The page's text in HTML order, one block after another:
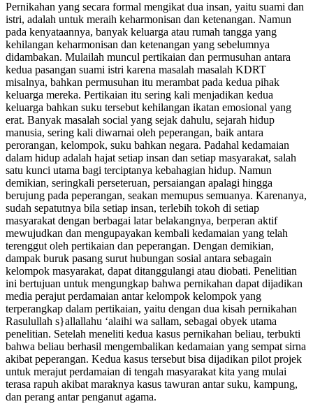
Pernikahan yang secara formal mengikat dua insan, yaitu suami dan
istri, adalah untuk meraih keharmonisan dan ketenangan. Namun
pada kenyataannya, banyak keluarga atau rumah tangga yang
kehilangan keharmonisan dan ketenangan yang sebelumnya
didambakan. Mulailah muncul pertikaian dan permusuhan antara
kedua pasangan suami istri karena masalah masalah KDRT
misalnya, bahkan permusuhan itu merambat pada kedua pihak
keluarga mereka. Pertikaian itu sering kali menjadikan kedua
keluarga bahkan suku tersebut kehilangan ikatan emosional yang
erat. Banyak masalah social yang sejak dahulu, sejarah hidup
manusia, sering kali diwarnai oleh peperangan, baik antara
perorangan, kelompok, suku bahkan negara. Padahal kedamaian
dalam hidup adalah hajat setiap insan dan setiap masyarakat, salah
satu kunci utama bagi terciptanya kebahagian hidup. Namun
demikian, seringkali perseteruan, persaiangan apalagi hingga
berujung pada peperangan, seakan memupus semuanya. Karenanya,
sudah sepatutnya bila setiap insan, terlebih tokoh di setiap
masyarakat dengan berbagai latar belakangnya, berperan aktif
mewujudkan dan mengupayakan kembali kedamaian yang telah
terenggut oleh pertikaian dan peperangan. Dengan demikian,
dampak buruk pasang surut hubungan sosial antara sebagain
kelompok masyarakat, dapat ditanggulangi atau diobati. Penelitian
ini bertujuan untuk mengungkap bahwa pernikahan dapat dijadikan
media perajut perdamaian antar kelompok kelompok yang
terperangkap dalam pertikaian, yaitu dengan dua kisah pernikahan
Rasulullah s}allallahu ‘alaihi wa sallam, sebagai obyek utama
penelitian. Setelah meneliti kedua kasus pernikahan beliau, terbukti
bahwa beliau berhasil mengembalikan kedamaian yang sempat sirna
akibat peperangan. Kedua kasus tersebut bisa dijadikan pilot projek
untuk merajut perdamaian di tengah masyarakat kita yang mulai
terasa rapuh akibat maraknya kasus tawuran antar suku, kampung,
dan perang antar penganut agama.